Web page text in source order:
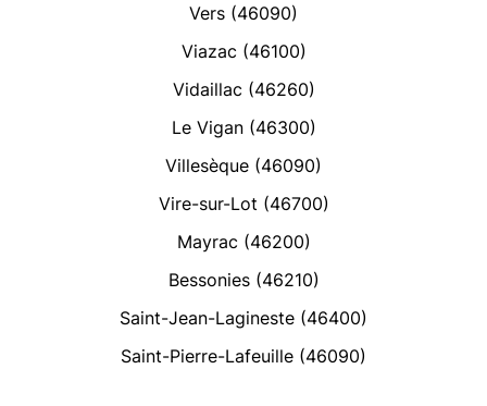
Vers (46090)
Viazac (46100)
Vidaillac (46260)
Le Vigan (46300)
Villesèque (46090)
Vire-sur-Lot (46700)
Mayrac (46200)
Bessonies (46210)
Saint-Jean-Lagineste (46400)
Saint-Pierre-Lafeuille (46090)